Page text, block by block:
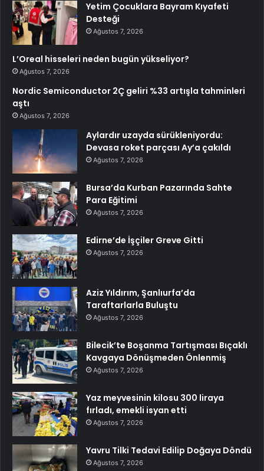
Yetim Çocuklara Bayram Kıyafeti
Desteği
Ağustos 7, 2026
L’Oreal hisseleri neden bugün yükseliyor?
Ağustos 7, 2026
Nordic Semiconductor 2Ç geliri %33 artışla tahminleri
aştı
Ağustos 7, 2026
Aylardır uzayda sürükleniyordu:
Devasa roket parçası Ay’a çakıldı
Ağustos 7, 2026
Bursa’da Kurban Pazarında Sahte
Para Eğitimi
Ağustos 7, 2026
Edirne’de İşçiler Greve Gitti
Ağustos 7, 2026
Aziz Yıldırım, Şanlıurfa’da
Taraftarlarla Buluştu
Ağustos 7, 2026
Bilecik’te Boşanma Tartışması Bıçaklı
Kavgaya Dönüşmeden Önlenmiş
Ağustos 7, 2026
Yaz meyvesinin kilosu 300 liraya
fırladı, emekli isyan etti
Ağustos 7, 2026
Yavru Tilki Tedavi Edilip Doğaya Döndü
Ağustos 7, 2026